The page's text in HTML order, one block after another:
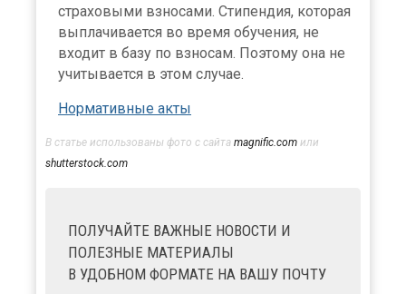
страховыми взносами. Стипендия, которая
выплачивается во время обучения, не
входит в базу по взносам. Поэтому она не
учитывается в этом случае.
Нормативные акты
В статье использованы фото с сайта magnific.com или
shutterstock.com
ПОЛУЧАЙТЕ ВАЖНЫЕ НОВОСТИ И
ПОЛЕЗНЫЕ МАТЕРИАЛЫ
В УДОБНОМ ФОРМАТЕ НА ВАШУ ПОЧТУ